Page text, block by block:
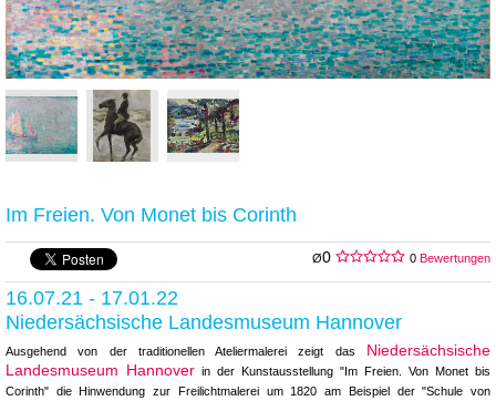
Im Freien. Von Monet bis Corinth
Ø0 0 Bewertungen
16.07.21 - 17.01.22
Niedersächsische Landesmuseum Hannover
Ausgehend von der traditionellen Ateliermalerei zeigt das
Niedersächsische
Landesmuseum Hannover in der Kunstausstellung "Im Freien. Von Monet bis
Corinth" die Hinwendung zur Freilichtmalerei um 1820 am Beispiel der "Schule von